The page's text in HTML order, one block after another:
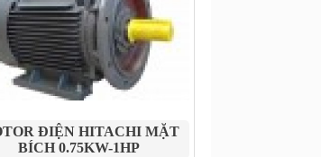
ĐIỆN HITACHI MẶT
BÍCH 0.75KW-1HP